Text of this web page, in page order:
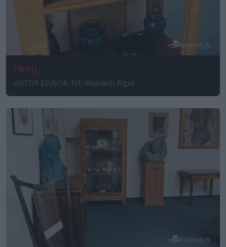
[7/21]
AUTOR ZDJĘCIA: fot. Wojciech Bigus